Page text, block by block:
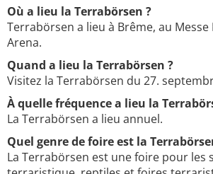
Où a lieu la Terrabörsen ?
Terrabörsen a lieu à Brême, au Messe
Arena.
Quand a lieu la Terrabörsen ?
Visitez la Terrabörsen du 27.
À quelle fréquence a lieu la
La Terrabörsen a lieu annuel.
Quel genre de foire est la
La Terrabörsen est une foire pour les